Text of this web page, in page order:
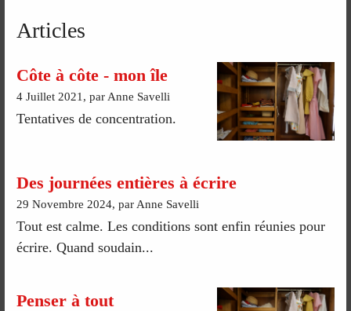
Articles
Côte à côte - mon île
4 Juillet 2021, par Anne Savelli
Tentatives de concentration.
Des journées entières à écrire
29 Novembre 2024, par Anne Savelli
Tout est calme. Les conditions sont enfin réunies pour
écrire. Quand soudain...
Penser à tout